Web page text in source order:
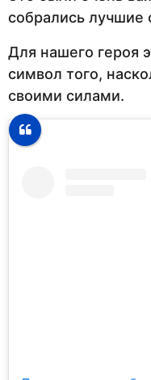
собрались
Для нашего героя
символ того,
своими силами.